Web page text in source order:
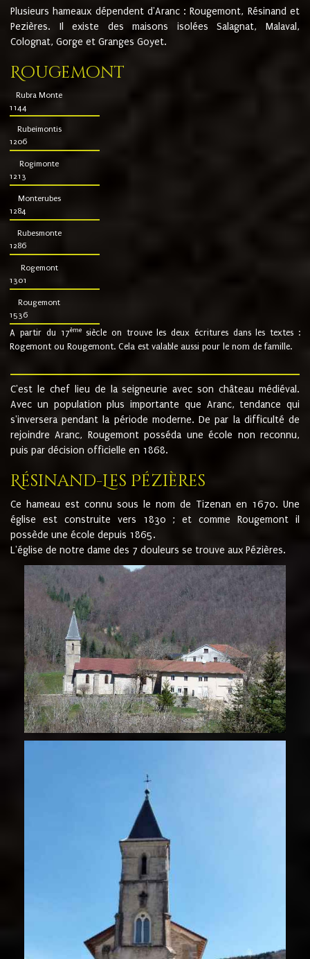
Plusieurs hameaux dépendent d'Aranc : Rougemont, Résinand et
Pezières. Il existe des maisons isolées Salagnat, Malaval,
Colognat, Gorge et Granges Goyet.
Rougemont
Rubra Monte
1144
Rubeimontis
1206
Rogimonte
1213
Monterubes
1284
Rubesmonte
1286
Rogemont
1301
Rougemont
1536
A partir du 17ème siècle on trouve les deux écritures dans les textes :
Rogemont ou Rougemont. Cela est valable aussi pour le nom de famille.
C'est le chef lieu de la seigneurie avec son château médiéval.
Avec un population plus importante que Aranc, tendance qui
s'inversera pendant la période moderne. De par la difficulté de
rejoindre Aranc, Rougemont posséda une école non reconnu,
puis par décision officielle en 1868.
Résinand-Les Pézières
Ce hameau est connu sous le nom de Tizenan en 1670. Une
église est construite vers 1830 ; et comme Rougemont il
possède une école depuis 1865.
L'église de notre dame des 7 douleurs se trouve aux Pézières.